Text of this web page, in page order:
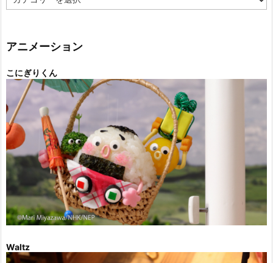
テ
ー
アニメーション
こにぎりくん
Waltz